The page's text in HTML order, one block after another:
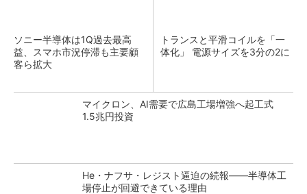
ソニー半導体は1Q過去最高
益、スマホ市況停滞も主要顧
客ら拡大
トランスと平滑コイルを「一
体化」 電源サイズを3分の2に
マイクロン、AI需要で広島工場増強へ起工式
1.5兆円投資
He・ナフサ・レジスト逼迫の続報――半導体工
場停止が回避できている理由